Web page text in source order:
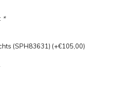
*
(SPH83631) (+€105,00)